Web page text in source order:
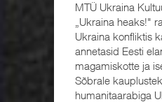
MTÜ Ukraina
„Ukraina heaks!"
Ukraina konfliktis
annetasid Eesti
magamiskotte ja
Sõbrale
humanitaarabiga